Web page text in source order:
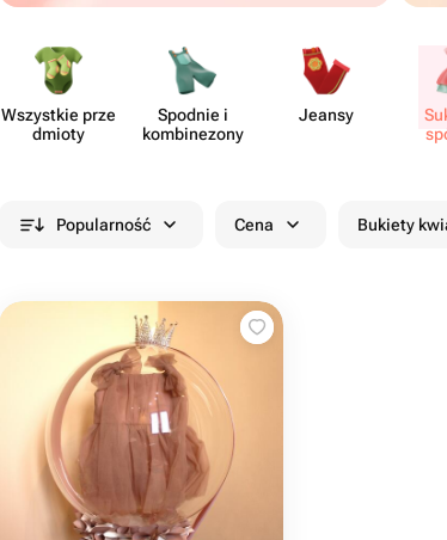
Wszystkie prze​
dmioty
Spodnie i
kombi​nezony
Jeansy
Popularność Cena Bukiety